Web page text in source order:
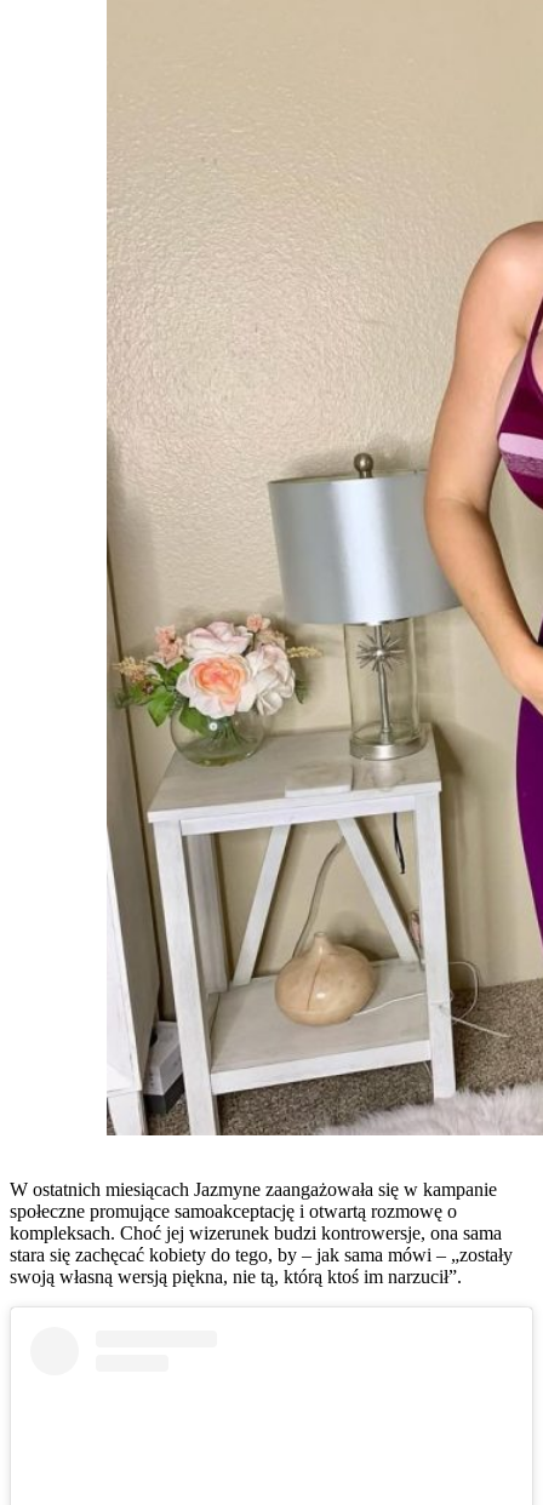
W ostatnich miesiącach Jazmyne zaangażowała się w kampanie
społeczne promujące samoakceptację i otwartą rozmowę o
kompleksach. Choć jej wizerunek budzi kontrowersje, ona sama
stara się zachęcać kobiety do tego, by – jak sama mówi – „zostały
swoją własną wersją piękna, nie tą, którą ktoś im narzucił”.